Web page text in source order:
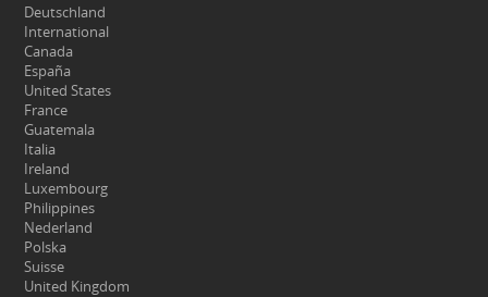
Deutschland
International
Canada
España
United States
France
Guatemala
Italia
Ireland
Luxembourg
Philippines
Nederland
Polska
Suisse
United Kingdom